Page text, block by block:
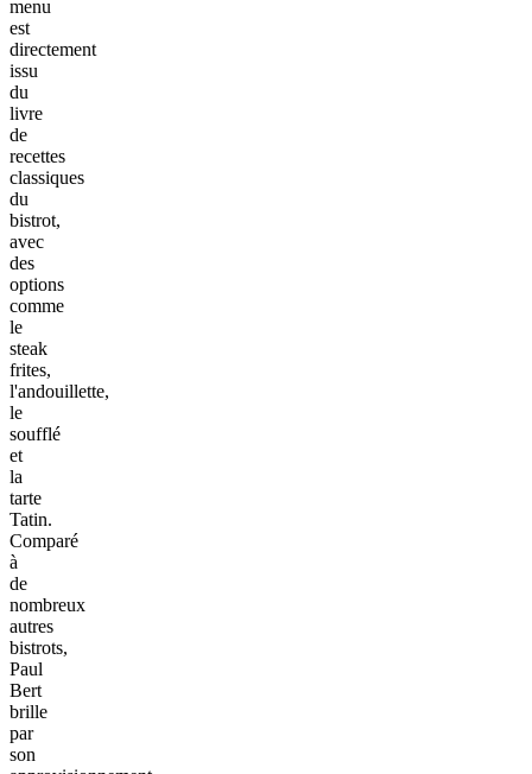
menu
est
directement
issu
du
livre
de
recettes
classiques
du
bistrot,
avec
des
options
comme
le
steak
frites,
l'andouillette,
le
soufflé
et
la
tarte
Tatin.
Comparé
à
de
nombreux
autres
bistrots,
Paul
Bert
brille
par
son